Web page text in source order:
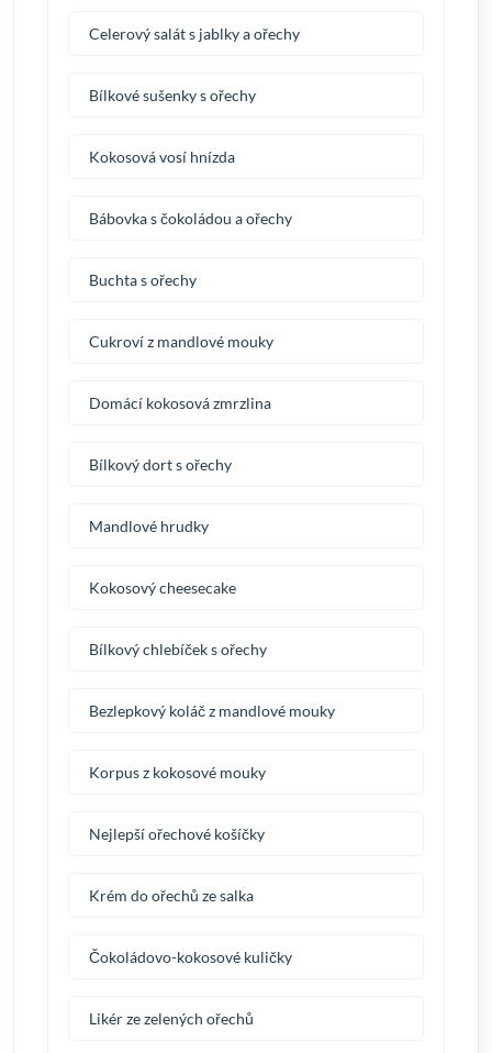
Celerový salát s jablky a ořechy
Bílkové sušenky s ořechy
Kokosová vosí hnízda
Bábovka s čokoládou a ořechy
Buchta s ořechy
Cukroví z mandlové mouky
Domácí kokosová zmrzlina
Bílkový dort s ořechy
Mandlové hrudky
Kokosový cheesecake
Bílkový chlebíček s ořechy
Bezlepkový koláč z mandlové mouky
Korpus z kokosové mouky
Nejlepší ořechové košíčky
Krém do ořechů ze salka
Čokoládovo-kokosové kuličky
Likér ze zelených ořechů